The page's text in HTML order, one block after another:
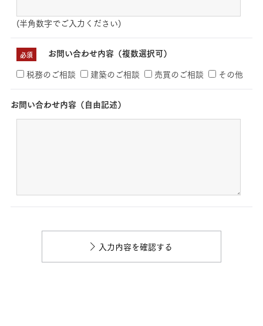
(半角数字でご入力ください)
必須 お問い合わせ内容（複数選択可）
税務のご相談 建築のご相談 売買のご相談 その他
お問い合わせ内容（自由記述）
入力内容を確認する